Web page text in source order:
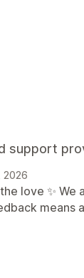
support
2026
love ✨
means